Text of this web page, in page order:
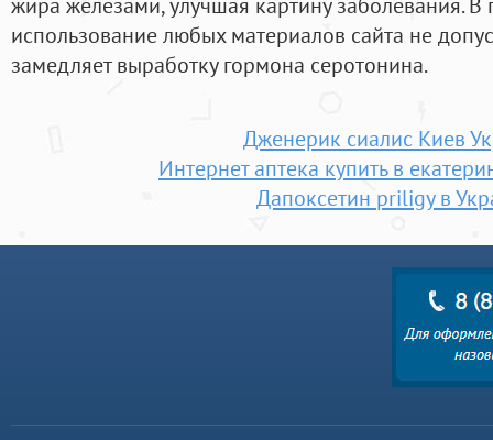
использование любых материалов сайта не
замедляет выработку гормона серотонина.
Дженерик сиалис Киев
Интернет аптека купить в
Дапоксетин priligy в